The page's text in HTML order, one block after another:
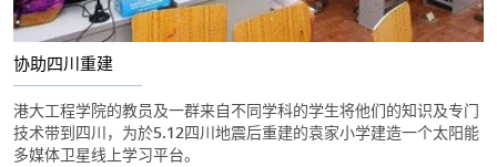
协助四川重建
港大工程学院的教员及一群来自不同学科的学生将他们的知识及专门
技术带到四川，为於5.12四川地震后重建的袁家小学建造一个太阳能
多媒体卫星线上学习平台。